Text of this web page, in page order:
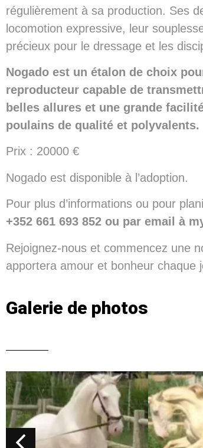
régulièrement à sa production. Ses
locomotion expressive, leur
précieux pour le dressage et les
Nogado est un étalon de choix
reproducteur capable de
belles allures et une grande
poulains de qualité et polyvalents.
Prix : 20000 €
Nogado est disponible à l’adoption.
Pour plus d’informations ou pour
+352 661 693 852 ou par email à
Rejoignez-nous et commencez une
apportera amour et bonheur chaque
Galerie de photos